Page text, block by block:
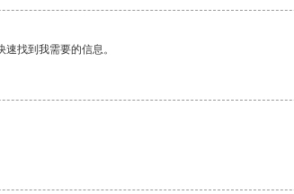
找到我需要的信息。